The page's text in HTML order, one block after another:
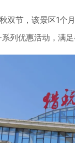
节，该景区1个
列优惠活动，满